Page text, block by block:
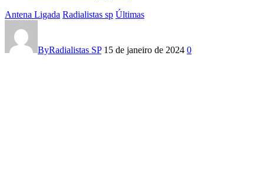
Antena Ligada Radialistas sp Últimas
MAIS
DO ByRadialistas SP 15 de janeiro de 2024 0